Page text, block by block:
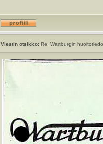
Viestin otsikko:Re: Wartburgin